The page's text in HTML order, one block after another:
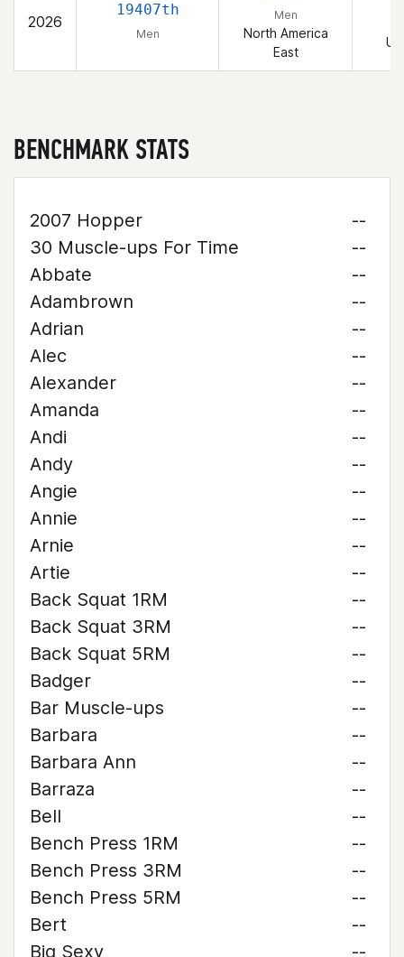
2026
19407th
Men
Men
North America
East
BENCHMARK STATS
2007 Hopper
--
30 Muscle-ups For Time
--
Abbate
--
Adambrown
--
Adrian
--
Alec
--
Alexander
--
Amanda
--
Andi
--
Andy
--
Angie
--
Annie
--
Arnie
--
Artie
--
Back Squat 1RM
--
Back Squat 3RM
--
Back Squat 5RM
--
Badger
--
Bar Muscle-ups
--
Barbara
--
Barbara Ann
--
Barraza
--
Bell
--
Bench Press 1RM
--
Bench Press 3RM
--
Bench Press 5RM
--
Bert
--
Big Sexy
--